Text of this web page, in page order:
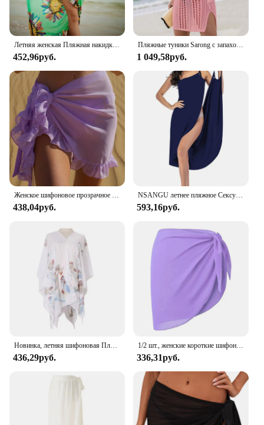
452,96руб.
Пляжные туники Sarong с запахом, сексуальные пляжные накидки для бикини, женское платье для купания, белый купальник, накидка, Женский вязаный купальник в сеточку
1 049,58руб.
438,04руб.
NSANGU летнее пляжное Сексуальное Женское однотонное платье с запахом, солнцезащитное бикини, накидка, стринги, женский купальный костюм, купальники
593,16руб.
436,29руб.
1/2 шт., женские короткие шифоновые накидки на купальник
336,31руб.